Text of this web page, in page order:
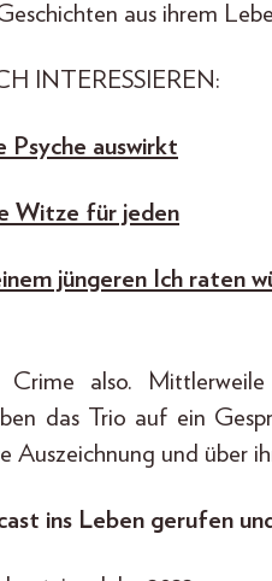
aus ihrem
INTERESSIEREN:
Psyche auswirkt
Witze für jeden
jüngeren Ich raten
also.
das Trio auf ein
Auszeichnung und über
ins Leben gerufen